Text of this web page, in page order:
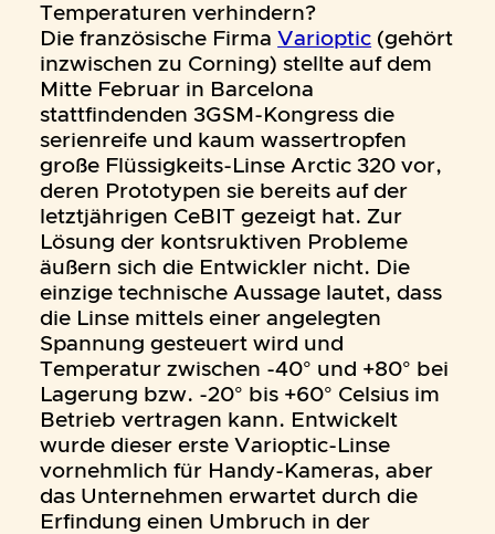
Temperaturen verhindern?
Die französische FirmaVarioptic (gehört
inzwischen zu Corning) stellte auf dem
Mitte Februar in Barcelona
stattfindenden 3GSM-Kongress die
serienreife und kaum wassertropfen
große Flüssigkeits-Linse Arctic 320 vor,
deren Prototypen sie bereits auf der
letztjährigen CeBIT gezeigt hat. Zur
Lösung der kontsruktiven Probleme
äußern sich die Entwickler nicht. Die
einzige technische Aussage lautet, dass
die Linse mittels einer angelegten
Spannung gesteuert wird und
Temperatur zwischen -40° und +80° bei
Lagerung bzw. -20° bis +60° Celsius im
Betrieb vertragen kann. Entwickelt
wurde dieser erste Varioptic-Linse
vornehmlich für Handy-Kameras, aber
das Unternehmen erwartet durch die
Erfindung einen Umbruch in der